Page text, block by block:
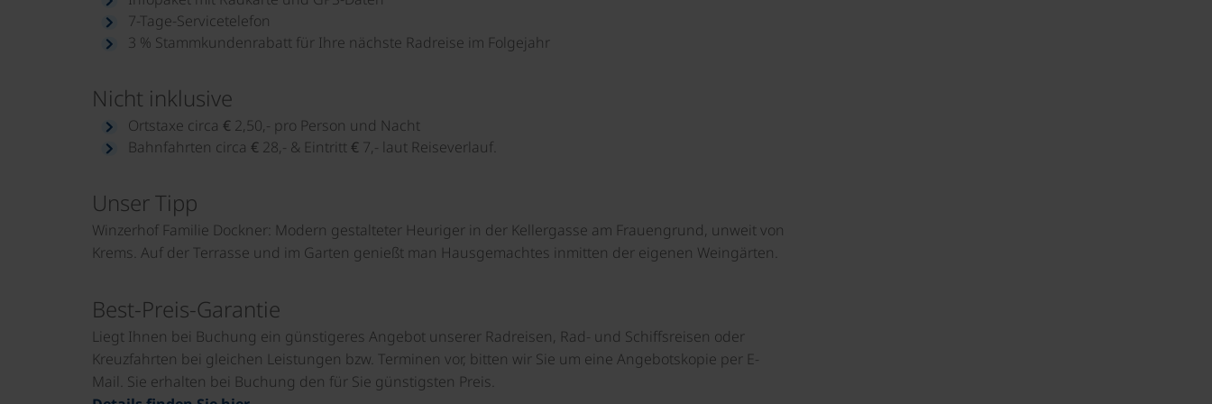
7-Tage-Servicetelefon
3 % Stammkundenrabatt für Ihre nächste Radreise im Folgejahr
Nicht inklusive
Ortstaxe circa € 2,50,- pro Person und Nacht
Bahnfahrten circa € 28,- & Eintritt € 7,- laut Reiseverlauf.
Unser Tipp
Winzerhof Familie Dockner: Modern gestalteter Heuriger in der Kellergasse am Frauengrund, unweit von
Krems. Auf der Terrasse und im Garten genießt man Hausgemachtes inmitten der eigenen Weingärten.
Best-Preis-Garantie
Liegt Ihnen bei Buchung ein günstigeres Angebot unserer Radreisen, Rad- und Schiffsreisen oder
Kreuzfahrten bei gleichen Leistungen bzw. Terminen vor, bitten wir Sie um eine Angebotskopie per E-
Mail. Sie erhalten bei Buchung den für Sie günstigsten Preis.